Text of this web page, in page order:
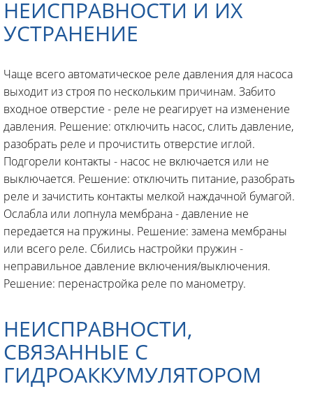
НЕИСПРАВНОСТИ И ИХ
УСТРАНЕНИЕ
Чаще всего автоматическое реле давления для насоса
выходит из строя по нескольким причинам. Забито
входное отверстие - реле не реагирует на изменение
давления. Решение: отключить насос, слить давление,
разобрать реле и прочистить отверстие иглой.
Подгорели контакты - насос не включается или не
выключается. Решение: отключить питание, разобрать
реле и зачистить контакты мелкой наждачной бумагой.
Ослабла или лопнула мембрана - давление не
передается на пружины. Решение: замена мембраны
или всего реле. Сбились настройки пружин -
неправильное давление включения/выключения.
Решение: перенастройка реле по манометру.
НЕИСПРАВНОСТИ,
СВЯЗАННЫЕ С
ГИДРОАККУМУЛЯТОРОМ